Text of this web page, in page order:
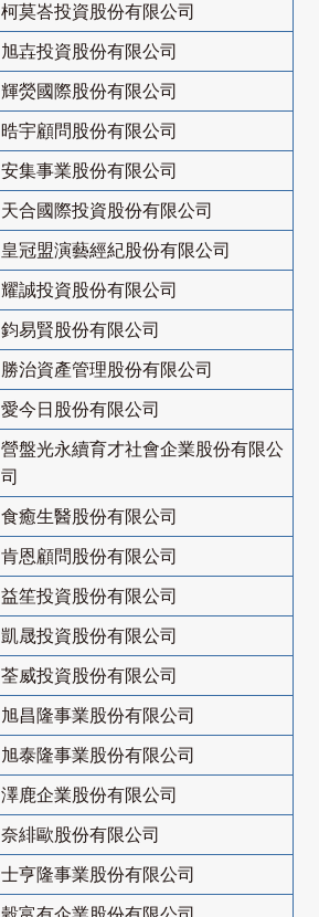
柯莫峇投資股份有限公司
旭壵投資股份有限公司
輝熒國際股份有限公司
晧宇顧問股份有限公司
安集事業股份有限公司
天合國際投資股份有限公司
皇冠盟演藝經紀股份有限公司
耀誠投資股份有限公司
鈞易賢股份有限公司
勝治資產管理股份有限公司
愛今日股份有限公司
營盤光永續育才社會企業股份有限公
司
食癒生醫股份有限公司
肯恩顧問股份有限公司
益笙投資股份有限公司
凱晟投資股份有限公司
荃威投資股份有限公司
旭昌隆事業股份有限公司
旭泰隆事業股份有限公司
澤鹿企業股份有限公司
奈緋歐股份有限公司
士亨隆事業股份有限公司